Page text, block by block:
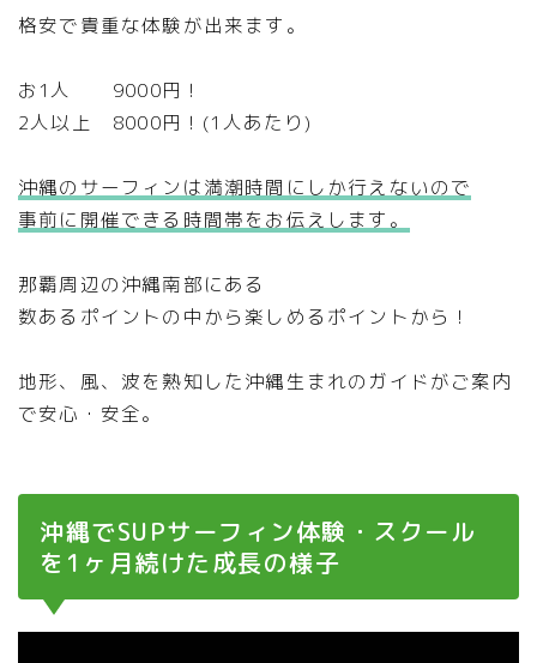
格安で貴重な体験が出来ます。
お1人 9000円！
2人以上 8000円！(1人あたり)
沖縄のサーフィンは満潮時間にしか行えないので
事前に開催できる時間帯をお伝えします。
那覇周辺の沖縄南部にある
数あるポイントの中から楽しめるポイントから！
地形、風、波を熟知した沖縄生まれのガイドがご案内
で安心・安全。
沖縄でSUPサーフィン体験・スクール
を1ヶ月続けた成長の様子